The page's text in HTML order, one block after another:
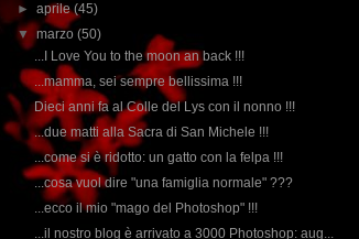
►aprile(45)
▼marzo(50)
...I Love You to the moon an back !!!
...mamma, sei sempre bellissima !!!
Dieci anni fa al Colle del Lys con il nonno !!!
...due matti alla Sacra di San Michele !!!
...come si è ridotto: un gatto con la felpa !!!
...cosa vuol dire "una famiglia normale" ???
...ecco il mio "mago del Photoshop" !!!
...il nostro blog è arrivato a 3000 Photoshop: aug...